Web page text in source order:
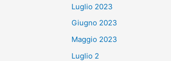
Luglio 2023
Giugno 2023
Maggio 2023
Luglio 2